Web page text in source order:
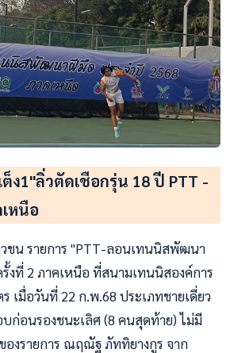
1"ลิ่วตัดเชือกรุ่น 18 ปี PTT -
หนือ
ชน รายการ "PTT-ลอนเทนนิสพัฒนา
งที่ 2 ภาคเหนือ ที่สนามเทนนิสองค์การ
เมื่อวันที่ 22 ก.พ.68 ประเภทชายเดี่ยว
ก่อนรองชนะเลิศ (8 คนสุดท้าย) ไม่มี
องรายการ ณฤณัฐ ภัททิยางกูร จาก